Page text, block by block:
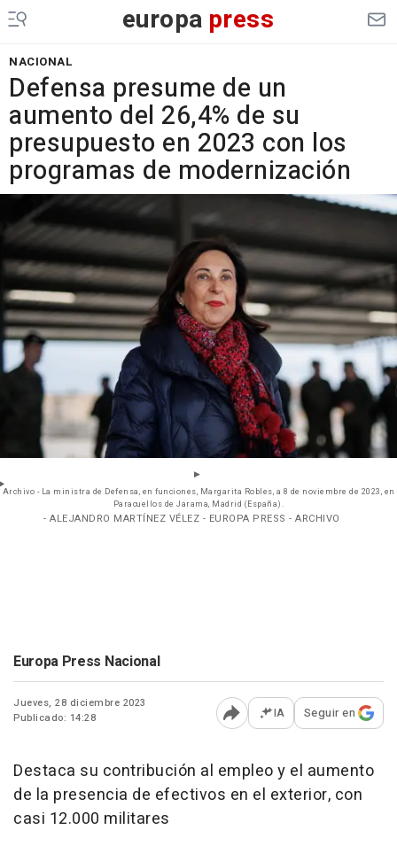
europa press
NACIONAL
Defensa presume de un
aumento del 26,4% de su
presupuesto en 2023 con los
programas de modernización
Archivo - La ministra de Defensa, en funciones, Margarita Robles, a 8 de noviembre de 2023, en
Paracuellos de Jarama, Madrid (España).
- ALEJANDRO MARTÍNEZ VÉLEZ - EUROPA PRESS - ARCHIVO
Europa Press Nacional
Jueves, 28 diciembre 2023
Publicado: 14:28
Abrir opciones para
IA Seguir en
Destaca su contribución al empleo y el aumento
de la presencia de efectivos en el exterior, con
casi 12.000 militares